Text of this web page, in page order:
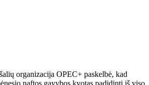
organizacija OPEC+ paskelbė, kad
naftos gavybos kvotas padidinti iš viso